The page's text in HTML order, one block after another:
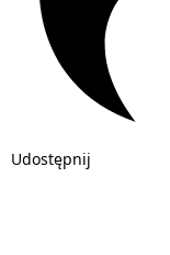
Udostępnij